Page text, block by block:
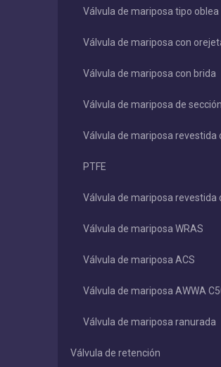
Válvula de mariposa tipo oblea
Válvula de mariposa con
Válvula de mariposa con brida
Válvula de mariposa de
Válvula de mariposa revestida
PTFE
Válvula de mariposa revestida
Válvula de mariposa WRAS
Válvula de mariposa ACS
Válvula de mariposa AWWA
Válvula de mariposa ranurada
Válvula de retención